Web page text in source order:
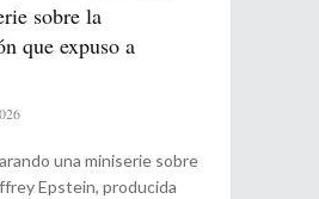
sobre la
que expuso a
una miniserie sobre
Epstein, producida